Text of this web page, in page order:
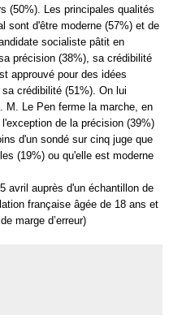
(50%). Les principales qualités
sont d'être moderne (57%) et de
socialiste pâtit en
précision (38%), sa crédibilité
approuvé pour des idées
crédibilité (51%). On lui
M. Le Pen ferme la marche, en
de la précision (39%)
d'un sondé sur cinq juge que
(19%) ou qu'elle est moderne
avril auprès d'un échantillon de
française âgée de 18 ans et
marge d’erreur)